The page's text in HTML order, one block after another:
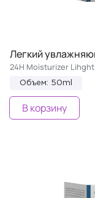
Легкий
24H Moisturizer
Объем: 50ml
В корзину